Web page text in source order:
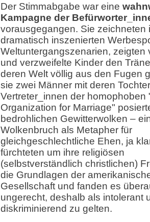
Der Stimmabgabe war eine
Kampagne der
vorausgegangen. Sie zeichneten
dramatisch inszenierten
Weltuntergangszenarien, zeigten
und verzweifelte Kinder den
deren Welt völlig aus den Fugen
sie zwei Männer mit deren
Vertreter_innen der homophoben
Organization for Marriage"
bedrohlichen Gewitterwolken –
Wolkenbruch als Metapher für
gleichgeschlechtliche Ehen, ja
fürchteten um ihre religiösen
(selbstverständlich christlichen)
die Grundlagen der
Gesellschaft und fanden es
ungerecht, deshalb als intolerant
diskriminierend zu gelten.